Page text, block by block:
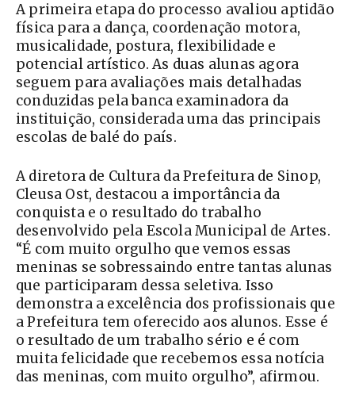
A primeira etapa do processo avaliou aptidão
física para a dança, coordenação motora,
musicalidade, postura, flexibilidade e
potencial artístico. As duas alunas agora
seguem para avaliações mais detalhadas
conduzidas pela banca examinadora da
instituição, considerada uma das principais
escolas de balé do país.
A diretora de Cultura da Prefeitura de Sinop,
Cleusa Ost, destacou a importância da
conquista e o resultado do trabalho
desenvolvido pela Escola Municipal de Artes.
“É com muito orgulho que vemos essas
meninas se sobressaindo entre tantas alunas
que participaram dessa seletiva. Isso
demonstra a excelência dos profissionais que
a Prefeitura tem oferecido aos alunos. Esse é
o resultado de um trabalho sério e é com
muita felicidade que recebemos essa notícia
das meninas, com muito orgulho”, afirmou.